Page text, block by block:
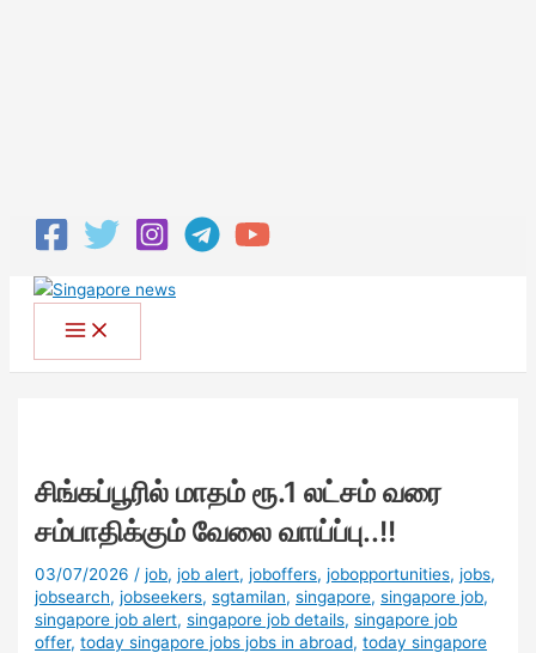
சிங்கப்பூரில் மாதம் ரூ.1 லட்சம் வரை
சம்பாதிக்கும் வேலை வாய்ப்பு..!!
03/07/2026 /job,job alert,joboffers,jobopportunities,jobs,
jobsearch,jobseekers,sgtamilan,singapore,singapore job,
singapore job alert,singapore job details,singapore job
offer,today singapore jobs jobs in abroad,today singapore